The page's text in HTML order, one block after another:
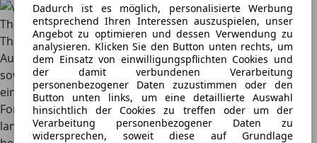
Dadurch ist es möglich, personalisierte Werbung
entsprechend Ihren Interessen auszuspielen, unser
Angebot zu optimieren und dessen Verwendung zu
analysieren. Klicken Sie den Button unten rechts, um
dem Einsatz von einwilligungspflichten Cookies und
der damit verbundenen Verarbeitung
personenbezogener Daten zuzustimmen oder den
Button unten links, um eine detaillierte Auswahl
hinsichtlich der Cookies zu treffen oder um der
Verarbeitung personenbezogener Daten zu
widersprechen, soweit diese auf Grundlage
Thomas Vogelhuber
Thomas Vogelhuber ist seit März 2019 Chefredakteur des
AutoScout24 Magazins und verantwortet die inhaltliche
sowie strategische Ausrichtung der Redaktion
einschließlich der Weiterentwicklung aller Content-
Formate, insbesondere im Bereich Video. Er verfügt über
langjährige Erfahrung im Automobiljournalismus und